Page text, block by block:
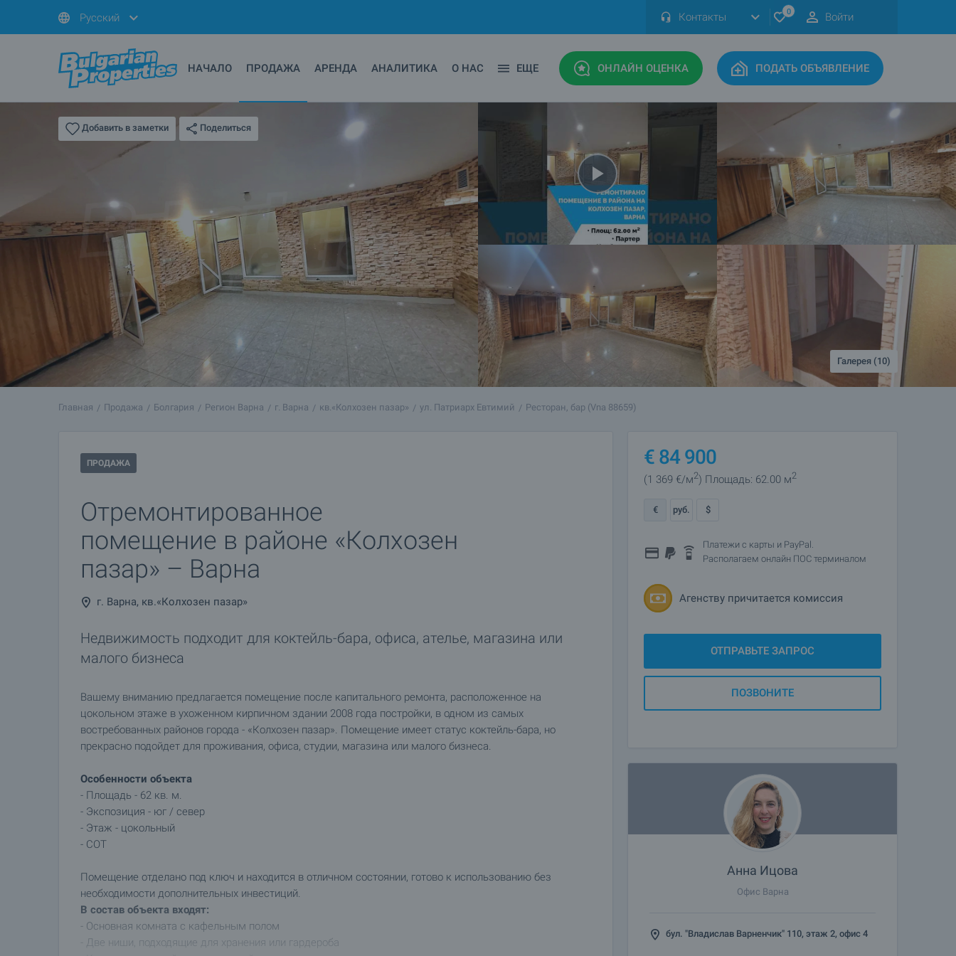
Русский Контакты 0 Войти
НАЧАЛО ПРОДАЖА АРЕНДА АНАЛИТИКА О НАС ЕЩЕ ОНЛАЙН ОЦЕНКА ПОДАТЬ ОБЪЯВЛЕНИЕ
Добавить в заметки Поделиться
Галерея (10)
Главная Продажа Болгария Регион Варна г. Варна кв.«Колхозен пазар» ул. Патриарх Евтимий Ресторан, бар (Vna 88659)
ПРОДАЖА
Отремонтированное
помещение в районе «Колхозен
пазар» – Варна
г. Варна, кв.«Колхозен пазар»
Недвижимость подходит для коктейль-бара, офиса, ателье, магазина или
малого бизнеса
Вашему вниманию предлагается помещение после капитального ремонта, расположенное на
цокольном этаже в ухоженном кирпичном здании 2008 года постройки, в одном из самых
востребованных районов города - «Колхозен пазар». Помещение имеет статус коктейль-бара, но
прекрасно подойдет для проживания, офиса, студии, магазина или малого бизнеса.
Особенности объекта
- Площадь - 62 кв. м.
- Экспозиция - юг / север
- Этаж - цокольный
- СОТ
Помещение отделано под ключ и находится в отличном состоянии, готово к использованию без
необходимости дополнительных инвестиций.
В состав объекта входят:
- Основная комната с кафельным полом
- Две ниши, подходящие для хранения или гардероба
€ 84 900
(1 369 €/м2) Площадь: 62.00 м2
€ руб. $
Платежи с карты и PayPal.
Располагаем онлайн ПОС терминалом
Агенству причитается комиссия
ОТПРАВЬТЕ ЗАПРОС
ПОЗВОНИТЕ
Анна Ицова
Офис Варна
бул. "Владислав Варненчик" 110, этаж 2, офис 4